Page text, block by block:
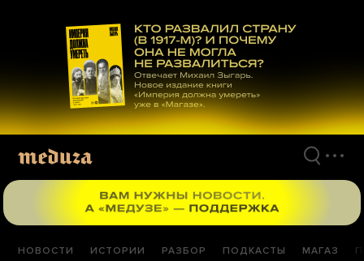
материалам
НОВОСТИ ИСТОРИИ РАЗБОР ПОДКАСТЫ МАГАЗ